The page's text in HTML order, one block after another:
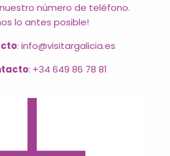
número de teléfono.
lo antes posible!
: info@visitargalicia.es
: +34 649 86 78 81